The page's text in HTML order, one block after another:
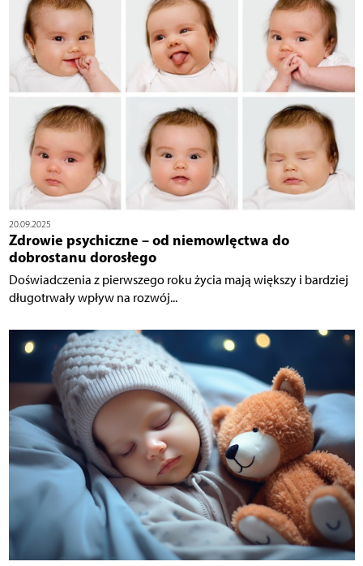
20.09.2025
Zdrowie psychiczne – od niemowlęctwa do
dobrostanu dorosłego
Doświadczenia z pierwszego roku życia mają większy i bardziej
długotrwały wpływ na rozwój...